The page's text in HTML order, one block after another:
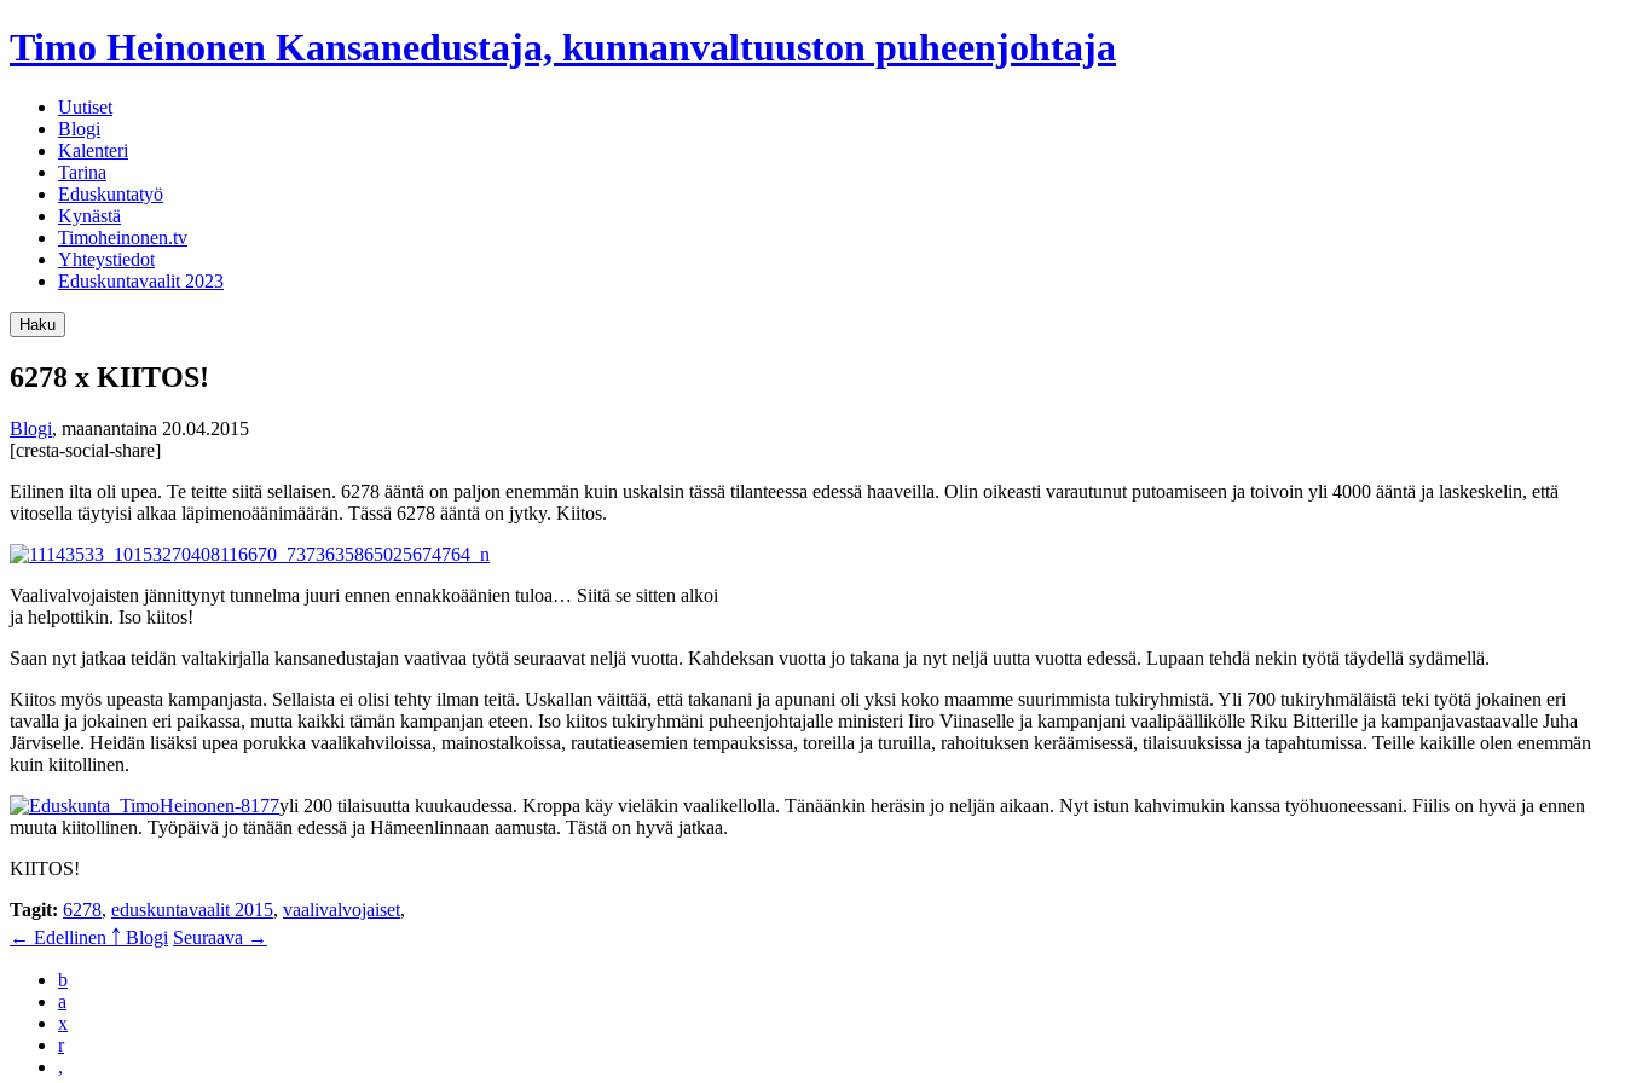
Timo Heinonen Kansanedustaja, kunnanvaltuuston puheenjohtaja
Uutiset
Blogi
Kalenteri
Tarina
Eduskuntatyö
Kynästä
Timoheinonen.tv
Yhteystiedot
Eduskuntavaalit 2023
Haku
6278 x KIITOS!
Blogi, maanantaina 20.04.2015
[cresta-social-share]
Eilinen ilta oli upea. Te teitte siitä sellaisen. 6278 ääntä on paljon enemmän kuin uskalsin tässä tilanteessa edessä haaveilla. Olin oikeasti varautunut putoamiseen ja toivoin yli 4000 ääntä ja laskeskelin, että
vitosella täytyisi alkaa läpimenoäänimäärän. Tässä 6278 ääntä on jytky. Kiitos.
Vaalivalvojaisten jännittynyt tunnelma juuri ennen ennakkoäänien tuloa… Siitä se sitten alkoi
ja helpottikin. Iso kiitos!
Saan nyt jatkaa teidän valtakirjalla kansanedustajan vaativaa työtä seuraavat neljä vuotta. Kahdeksan vuotta jo takana ja nyt neljä uutta vuotta edessä. Lupaan tehdä nekin työtä täydellä sydämellä.
Kiitos myös upeasta kampanjasta. Sellaista ei olisi tehty ilman teitä. Uskallan väittää, että takanani ja apunani oli yksi koko maamme suurimmista tukiryhmistä. Yli 700 tukiryhmäläistä teki työtä jokainen eri
tavalla ja jokainen eri paikassa, mutta kaikki tämän kampanjan eteen. Iso kiitos tukiryhmäni puheenjohtajalle ministeri Iiro Viinaselle ja kampanjani vaalipäällikölle Riku Bitterille ja kampanjavastaavalle Juha
Järviselle. Heidän lisäksi upea porukka vaalikahviloissa, mainostalkoissa, rautatieasemien tempauksissa, toreilla ja turuilla, rahoituksen keräämisessä, tilaisuuksissa ja tapahtumissa. Teille kaikille olen enemmän
kuin kiitollinen.
yli 200 tilaisuutta kuukaudessa. Kroppa käy vieläkin vaalikellolla. Tänäänkin heräsin jo neljän aikaan. Nyt istun kahvimukin kanssa työhuoneessani. Fiilis on hyvä ja ennen
muuta kiitollinen. Työpäivä jo tänään edessä ja Hämeenlinnaan aamusta. Tästä on hyvä jatkaa.
KIITOS!
Tagit: 6278, eduskuntavaalit 2015, vaalivalvojaiset,
← Edellinen ￪ Blogi Seuraava →
b
a
x
r
,